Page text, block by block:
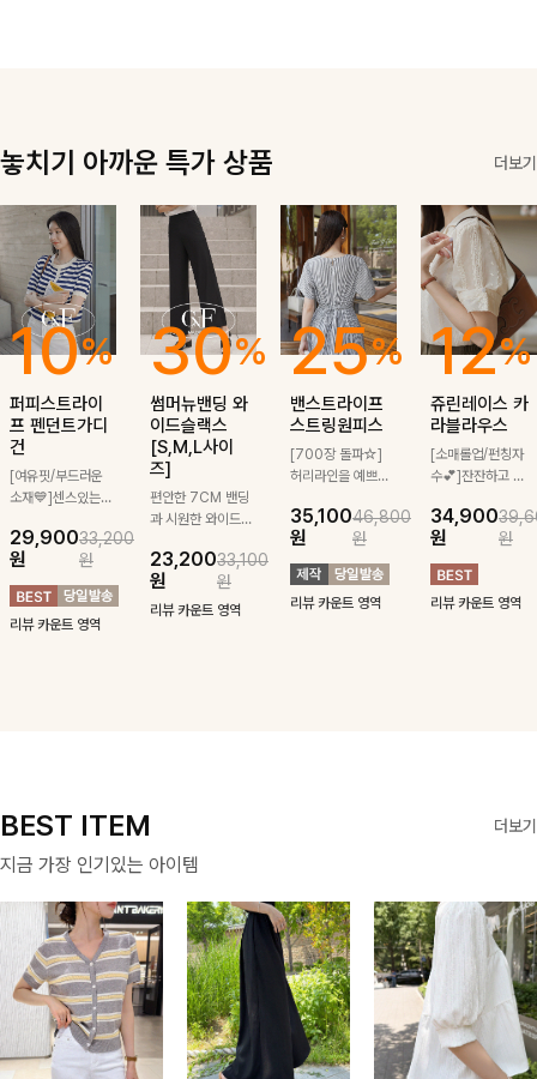
놓치기 아까운 특가 상품 더보기
10%
퍼피스트라이
프 펜던트가디
건
[여유핏/부드러운
소재💙]센스있는
귀여운 퍼피 펜던
트로 포인트를 선
사하는 니트 가디
건을 소개할게요 :)
29,900
원
33,200
원
리뷰 카운트 영역
30%
썸머뉴밴딩 와
이드슬랙스
[S,M,L사이
즈]
편안한 7CM 밴딩
과 시원한 와이드
로 여름 잡아보자 !
23,200
원
33,100
원
리뷰 카운트 영역
25%
밴스트라이프
스트링원피스
[700장 돌파☆]
허리라인을 예쁘게
깔끔한 스트라이프
패턴에 링클프리!
💙플레어지는 롱한
기장감까지 완벽한
데일리 원피스:B
35,100
원
46,800
원
리뷰 카운트 영역
12%
쥬린레이스 카
라블라우스
[소매롤업/펀칭자
수💕]잔잔하고 고
테일이 사랑스러운
블라우스-페미닌
하면서 여리한 무
드로 즐겨지는
ITEM
34,900
원
원
리뷰 카운트 영역
BEST ITEM 더보기
지금 가장 인기있는 아이템